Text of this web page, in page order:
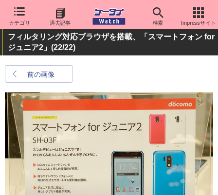
カテゴリ 過去記事 検索 Impressサイト
フィルタリング対応ブラウザを搭載、「スマートフォン for
ジュニア2」 (22/22)
前の画像